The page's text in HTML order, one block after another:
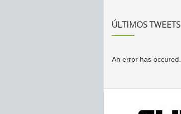
ÚLTIMOS TWEETS
An error has occured.